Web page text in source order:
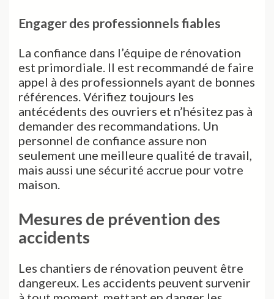
Engager des professionnels fiables
La confiance dans l’équipe de rénovation
est primordiale. Il est recommandé de faire
appel à des professionnels ayant de bonnes
références. Vérifiez toujours les
antécédents des ouvriers et n’hésitez pas à
demander des recommandations. Un
personnel de confiance assure non
seulement une meilleure qualité de travail,
mais aussi une sécurité accrue pour votre
maison.
Mesures de prévention des
accidents
Les chantiers de rénovation peuvent être
dangereux. Les accidents peuvent survenir